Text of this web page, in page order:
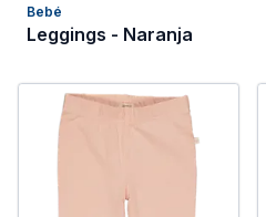
Bebé
Leggings - Naranja